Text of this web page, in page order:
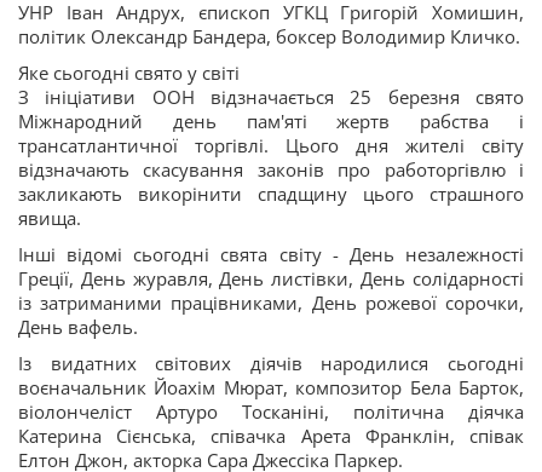
УНР Іван Андрух, єпископ УГКЦ Григорій Хомишин,
політик Олександр Бандера, боксер Володимир Кличко.
Яке сьогодні свято у світі
З ініціативи ООН відзначається 25 березня свято
Міжнародний день пам'яті жертв рабства і
трансатлантичної торгівлі. Цього дня жителі світу
відзначають скасування законів про работоргівлю і
закликають викорінити спадщину цього страшного
явища.
Інші відомі сьогодні свята світу - День незалежності
Греції, День журавля, День листівки, День солідарності
із затриманими працівниками, День рожевої сорочки,
День вафель.
Із видатних світових діячів народилися сьогодні
воєначальник Йоахім Мюрат, композитор Бела Барток,
віолончеліст Артуро Тосканіні, політична діячка
Катерина Сієнська, співачка Арета Франклін, співак
Елтон Джон, акторка Сара Джессіка Паркер.